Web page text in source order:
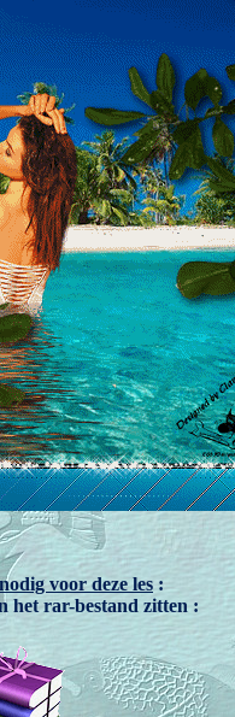
voor deze les :
het rar-bestand zitten :